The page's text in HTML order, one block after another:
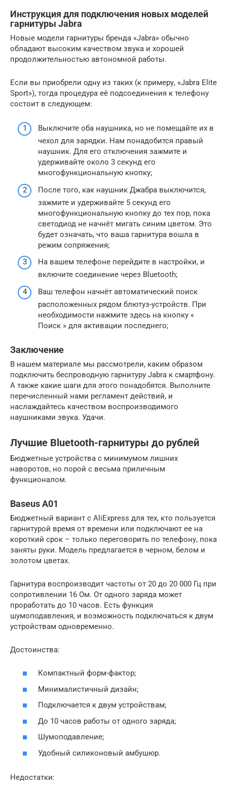
Инструкция для подключения новых моделей
гарнитуры Jabra
Новые модели гарнитуры бренда «Jabra» обычно
обладают высоким качеством звука и хорошей
продолжительностью автономной работы.
Если вы приобрели одну из таких (к примеру, «Jabra Elite
Sport»), тогда процедура её подсоединения к телефону
состоит в следующем:
Выключите оба наушника, но не помещайте их в
чехол для зарядки. Нам понадобится правый
наушник. Для его отключения зажмите и
удерживайте около 3 секунд его
многофункциональную кнопку;
После того, как наушник Джабра выключится,
зажмите и удерживайте 5 секунд его
многофункциональную кнопку до тех пор, пока
светодиод не начнёт мигать синим цветом. Это
будет означать, что ваша гарнитура вошла в
режим сопряжения;
На вашем телефоне перейдите в настройки, и
включите соединение через Bluetooth;
Ваш телефон начнёт автоматический поиск
расположенных рядом блютуз-устройств. При
необходимости нажмите здесь на кнопку «
Поиск » для активации последнего;
Заключение
В нашем материале мы рассмотрели, каким образом
подключить беспроводную гарнитуру Jabra к смартфону.
А также какие шаги для этого понадобятся. Выполните
перечисленный нами регламент действий, и
наслаждайтесь качеством воспроизводимого
наушниками звука. Удачи.
Лучшие Bluetooth-гарнитуры до рублей
Бюджетные устройства с минимумом лишних
наворотов, но порой с весьма приличным
функционалом.
Baseus A01
Бюджетный вариант с AliExpress для тех, кто пользуется
гарнитурой время от времени или подключают ее на
короткий срок – только переговорить по телефону, пока
заняты руки. Модель предлагается в черном, белом и
золотом цветах.
Гарнитура воспроизводит частоты от 20 до 20 000 Гц при
сопротивлении 16 Ом. От одного заряда может
проработать до 10 часов. Есть функция
шумоподавления, и возможность подключаться к двум
устройствам одновременно.
Достоинства:
Компактный форм-фактор;
Минималистичный дизайн;
Подключается к двум устройствам;
До 10 часов работы от одного заряда;
Шумоподавление;
Удобный силиконовый амбушюр.
Недостатки: